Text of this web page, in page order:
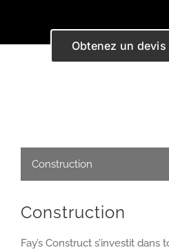
Obtenez un
Construction
Construction
Fay’s Construct s’investit